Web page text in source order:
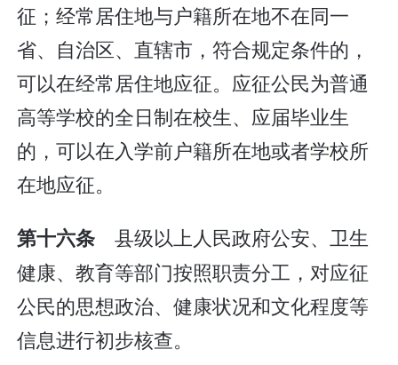
征；经常居住地与户籍所在地不在同一
省、自治区、直辖市，符合规定条件的，
可以在经常居住地应征。应征公民为普通
高等学校的全日制在校生、应届毕业生
的，可以在入学前户籍所在地或者学校所
在地应征。
第十六条 县级以上人民政府公安、卫生
健康、教育等部门按照职责分工，对应征
公民的思想政治、健康状况和文化程度等
信息进行初步核查。